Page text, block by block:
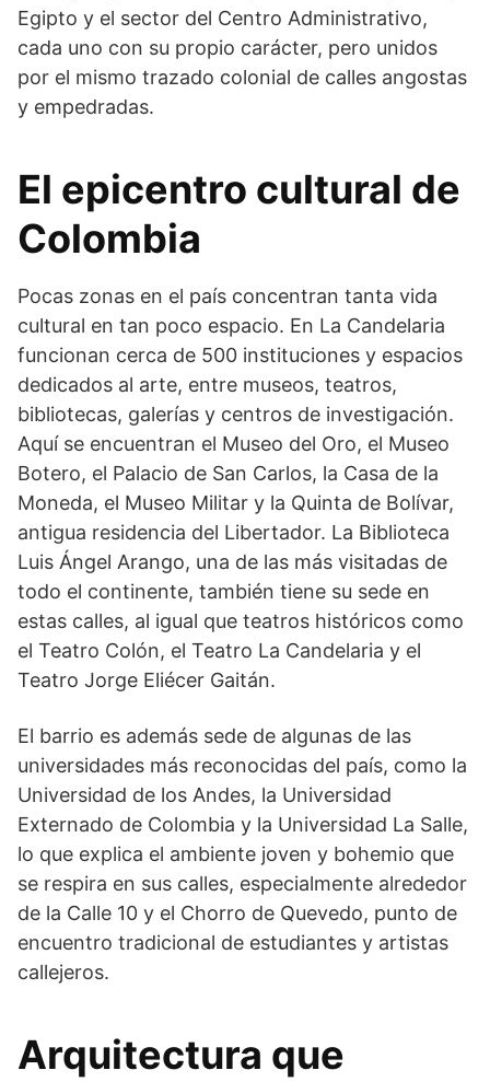
Egipto y el sector del Centro Administrativo,
cada uno con su propio carácter, pero unidos
por el mismo trazado colonial de calles angostas
y empedradas.
El epicentro cultural de
Colombia
Pocas zonas en el país concentran tanta vida
cultural en tan poco espacio. En La Candelaria
funcionan cerca de 500 instituciones y espacios
dedicados al arte, entre museos, teatros,
bibliotecas, galerías y centros de investigación.
Aquí se encuentran el Museo del Oro, el Museo
Botero, el Palacio de San Carlos, la Casa de la
Moneda, el Museo Militar y la Quinta de Bolívar,
antigua residencia del Libertador. La Biblioteca
Luis Ángel Arango, una de las más visitadas de
todo el continente, también tiene su sede en
estas calles, al igual que teatros históricos como
el Teatro Colón, el Teatro La Candelaria y el
Teatro Jorge Eliécer Gaitán.
El barrio es además sede de algunas de las
universidades más reconocidas del país, como la
Universidad de los Andes, la Universidad
Externado de Colombia y la Universidad La Salle,
lo que explica el ambiente joven y bohemio que
se respira en sus calles, especialmente alrededor
de la Calle 10 y el Chorro de Quevedo, punto de
encuentro tradicional de estudiantes y artistas
callejeros.
Arquitectura que